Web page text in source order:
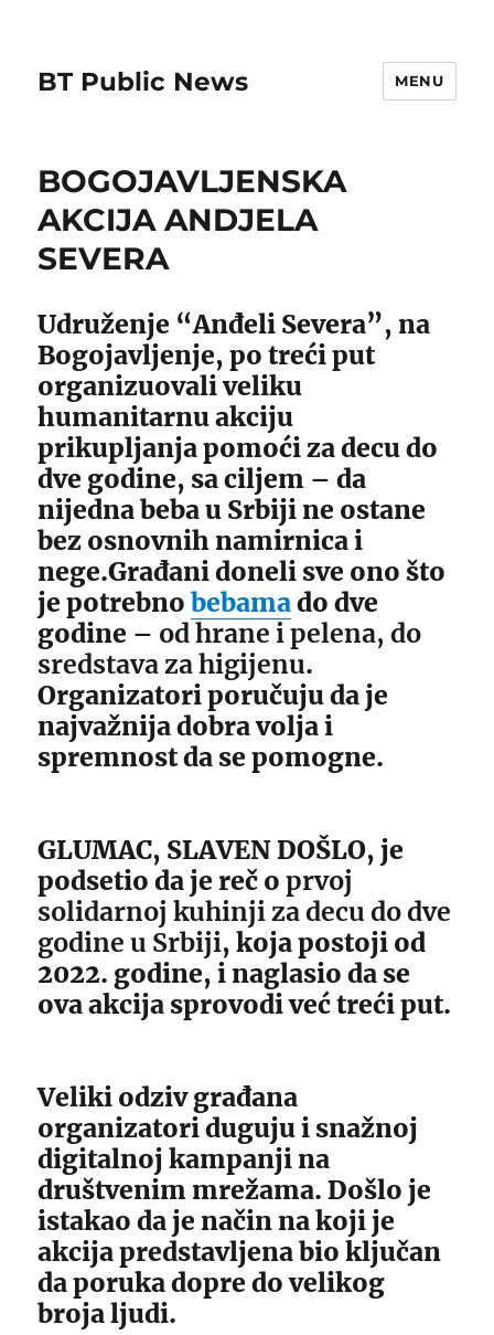
BT Public News MENU
BOGOJAVLJENSKA
AKCIJA ANDJELA
SEVERA
Udruženje “Anđeli Severa”, na
Bogojavljenje, po treći put
organizuovali veliku
humanitarnu akciju
prikupljanja pomoći za decu do
dve godine, sa ciljem – da
nijedna beba u Srbiji ne ostane
bez osnovnih namirnica i
nege.Građani doneli sve ono što
je potrebnobebamado dve
godine – od hrane i pelena, do
sredstava za higijenu.
Organizatori poručuju da je
najvažnija dobra volja i
spremnost da se pomogne.
GLUMAC, SLAVEN DOŠLO, je
podsetio da je reč oprvoj
solidarnoj kuhinji za decu do dve
godine u Srbiji, koja postoji od
2022. godine, i naglasio da se
ova akcija sprovodi već treći put.
Veliki odziv građana
organizatori duguju i snažnoj
digitalnoj kampanji na
društvenim mrežama. Došlo je
istakao da je način na koji je
akcija predstavljena bio ključan
da poruka dopre do velikog
broja ljudi.